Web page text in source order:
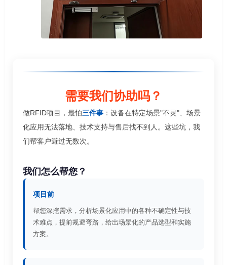
需要我们协助吗？
做RFID项目，最怕三件事 ：设备在特定场景"不灵"、场景
化应用无法落地、技术支持与售后找不到人。这些坑，我
们帮客户避过无数次。
我们怎么帮您？
项目前
帮您深挖需求，分析场景化应用中的各种不确定性与技
术难点，提前规避弯路，给出场景化的产品选型和实施
方案。